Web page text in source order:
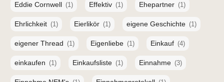
Eddie Cornwell (1) Effektiv (1) Ehepartner (1)
Ehrlichkeit (1) Eierlikör (1) eigene Geschichte (1)
eigener Thread (1) Eigenliebe (1) Einkauf (4)
einkaufen (1) Einkaufsliste (1) Einnahme (3)